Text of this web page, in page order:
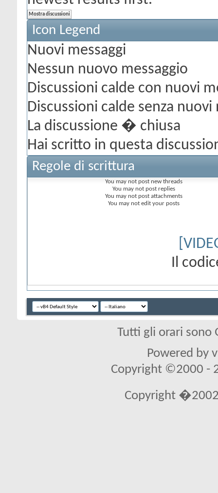
Icon Legend
Nuovi messaggi
Nessun nuovo messaggio
Discussioni calde con nuovi
Discussioni calde senza nuovi
La discussione � chiusa
Hai scritto in questa
Regole di scrittura
You may notpost new threads
You may notpost replies
You may notpost attachments
You may notedit your posts
Il
Tutti gli orari sono
Powered by
Copyright ©2000 -
Copyright